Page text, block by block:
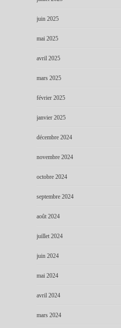
juin 2025
mai 2025
avril 2025
mars 2025
février 2025
janvier 2025
décembre 2024
novembre 2024
octobre 2024
septembre 2024
août 2024
juillet 2024
juin 2024
mai 2024
avril 2024
mars 2024